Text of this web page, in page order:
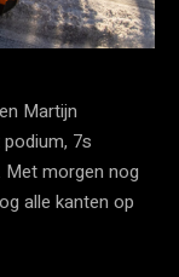
Martijn
7s
Met morgen nog
alle kanten op